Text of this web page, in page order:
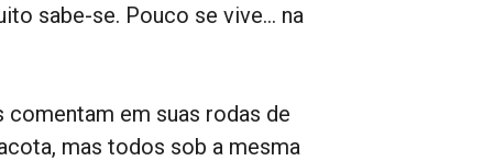
sabe-se. Pouco se vive… na
em suas rodas de
mas todos sob a mesma